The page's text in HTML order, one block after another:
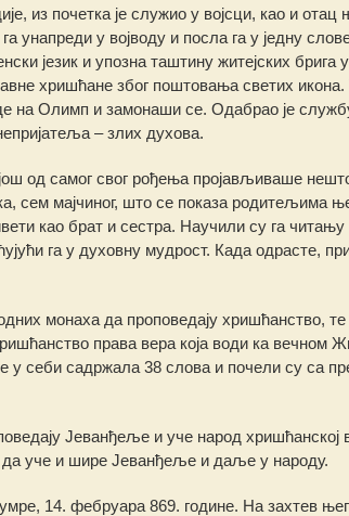
из почетка је служио у војсци, као и отац
унапреди у војводу и посла га у једну
језик и упозна таштину житејских брига
хришћане због поштовања светих икона.
на Олимп и замонаши се. Одабрао је
– злих духова.
од самог свог рођења пројављиваше
сем мајчиног, што се показа родитељима
као брат и сестра. Научили су га
га у духовну мудрост. Када одрасте,
монаха да проповедају хришћанство, те
права вера која води ка вечном
у себи садржала 38 слова и почели су са
Јеванђеље и уче народ хришћанској
уче и шире Јеванђеље и даље у народу.
14. фебруара 869. године. На захтев